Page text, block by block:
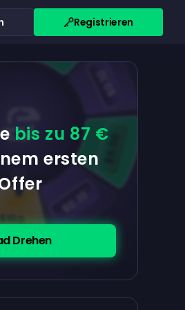
Registrieren
bis zu 87 €
ersten
Drehen
$5.00
$5.00